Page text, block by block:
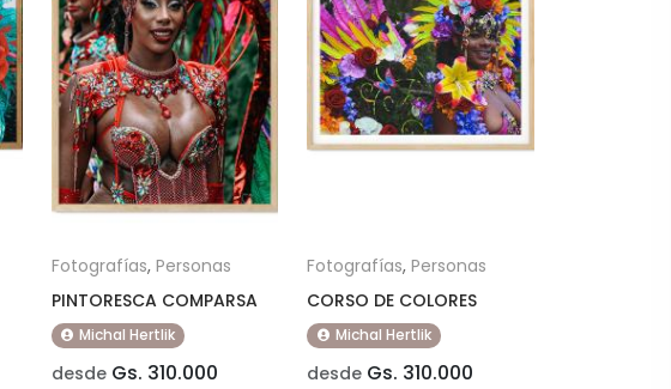
Fotografías, Personas
PINTORESCA COMPARSA
Michal Hertlik
desdeGs. 310.000
Fotografías,Personas
CORSO DE COLORES
Michal Hertlik
desde Gs. 310.000